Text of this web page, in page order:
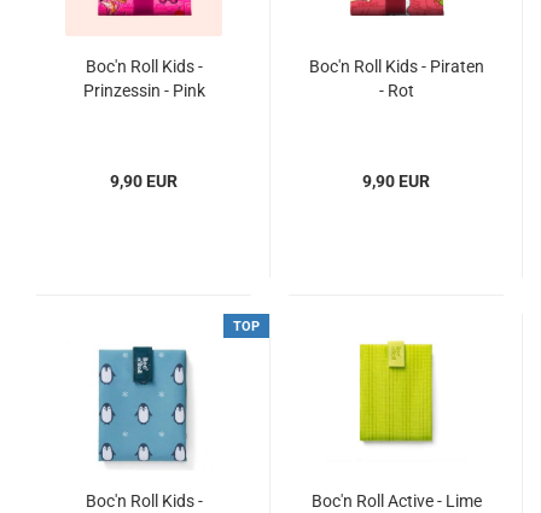
Boc'n Roll Kids -
Prinzessin - Pink
9,90 EUR
Boc'n Roll Kids - Piraten
- Rot
9,90 EUR
TOP
Boc'n Roll Kids -
Boc'n Roll Active - Lime